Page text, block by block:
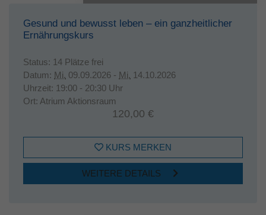
Gesund und bewusst leben – ein ganzheitlicher
Ernährungskurs
Status: 14 Plätze frei
Datum: Mi. 09.09.2026 - Mi. 14.10.2026
Uhrzeit: 19:00 - 20:30 Uhr
Ort: Atrium Aktionsraum
120,00 €
KURS MERKEN
WEITERE DETAILS